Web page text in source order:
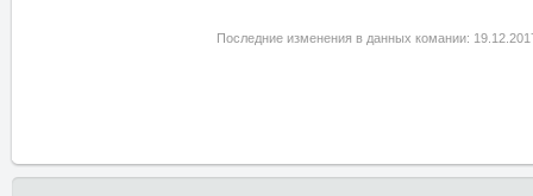
Последние изменения в данных комании: